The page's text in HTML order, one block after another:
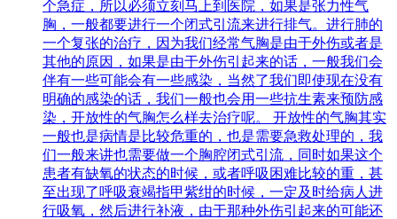
个急症，所以必须立刻马上到医院，如果是张力性气
胸，一般都要进行一个闭式引流来进行排气。进行肺的
一个复张的治疗，因为我们经常气胸是由于外伤或者是
其他的原因，如果是由于外伤引起来的话，一般我们会
伴有一些可能会有一些感染，当然了我们即使现在没有
明确的感染的话，我们一般也会用一些抗生素来预防感
染，开放性的气胸怎么样去治疗呢。 开放性的气胸其实
一般也是病情是比较危重的，也是需要急救处理的，我
们一般来讲也需要做一个胸腔闭式引流，同时如果这个
患者有缺氧的状态的时候，或者呼吸困难比较的重，甚
至出现了呼吸衰竭指甲紫绀的时候，一定及时给病人进
行吸氧，然后进行补液，由于那种外伤引起来的可能还